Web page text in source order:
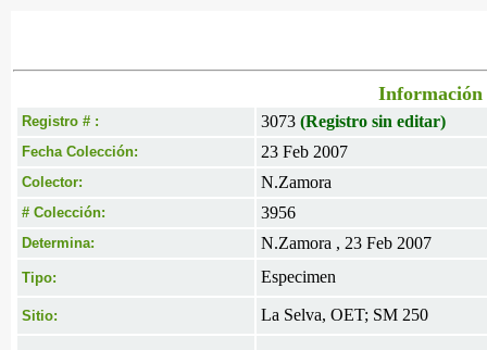
Información
Registro # : 3073 (Registro sin editar)
Fecha Colección: 23 Feb 2007
Colector: N.Zamora
# Colección: 3956
Determina: N.Zamora , 23 Feb 2007
Tipo: Especimen
Sitio: La Selva, OET; SM 250